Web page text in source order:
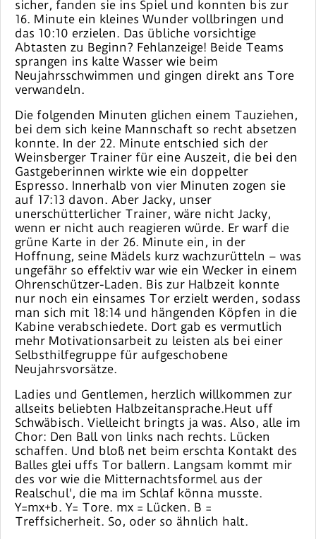
sicher, fanden sie ins Spiel und konnten bis zur
16. Minute ein kleines Wunder vollbringen und
das 10:10 erzielen. Das übliche vorsichtige
Abtasten zu Beginn? Fehlanzeige! Beide Teams
sprangen ins kalte Wasser wie beim
Neujahrsschwimmen und gingen direkt ans Tore
verwandeln.
Die folgenden Minuten glichen einem Tauziehen,
bei dem sich keine Mannschaft so recht absetzen
konnte. In der 22. Minute entschied sich der
Weinsberger Trainer für eine Auszeit, die bei den
Gastgeberinnen wirkte wie ein doppelter
Espresso. Innerhalb von vier Minuten zogen sie
auf 17:13 davon. Aber Jacky, unser
unerschütterlicher Trainer, wäre nicht Jacky,
wenn er nicht auch reagieren würde. Er warf die
grüne Karte in der 26. Minute ein, in der
Hoffnung, seine Mädels kurz wachzurütteln – was
ungefähr so effektiv war wie ein Wecker in einem
Ohrenschützer-Laden. Bis zur Halbzeit konnte
nur noch ein einsames Tor erzielt werden, sodass
man sich mit 18:14 und hängenden Köpfen in die
Kabine verabschiedete. Dort gab es vermutlich
mehr Motivationsarbeit zu leisten als bei einer
Selbsthilfegruppe für aufgeschobene
Neujahrsvorsätze.
Ladies und Gentlemen, herzlich willkommen zur
allseits beliebten Halbzeitansprache.Heut uff
Schwäbisch. Vielleicht bringts ja was. Also, alle im
Chor: Den Ball von links nach rechts. Lücken
schaffen. Und bloß net beim erschta Kontakt des
Balles glei uffs Tor ballern. Langsam kommt mir
des vor wie die Mitternachtsformel aus der
Realschul', die ma im Schlaf könna musste.
Y=mx+b. Y= Tore. mx = Lücken. B =
Treffsicherheit. So, oder so ähnlich halt.